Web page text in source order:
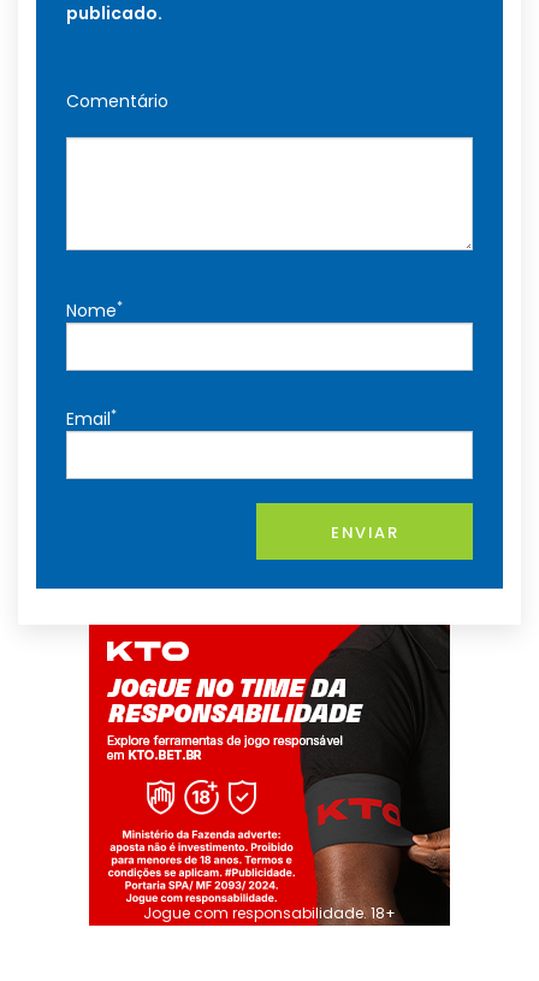
publicado.
Comentário
Nome*
Email*
ENVIAR
Jogue com responsabilidade. 18+